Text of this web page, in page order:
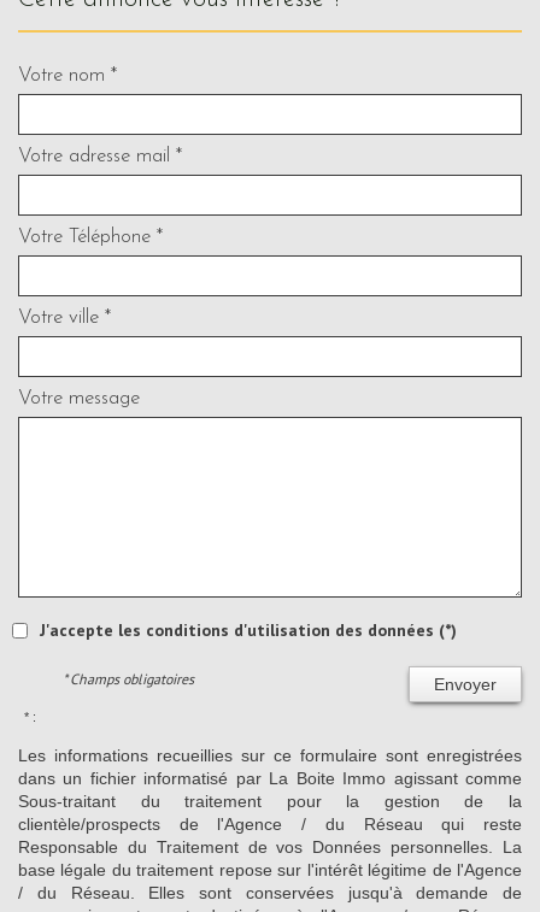
Votre nom *
Votre adresse mail *
Votre Téléphone *
Votre ville *
Votre message
J'accepte les conditions d'utilisation des données (*)
Envoyer
* Champs obligatoires
* :
Les informations recueillies sur ce formulaire sont enregistrées
dans un fichier informatisé par La Boite Immo agissant comme
Sous-traitant du traitement pour la gestion de la
clientèle/prospects de l'Agence / du Réseau qui reste
Responsable du Traitement de vos Données personnelles. La
base légale du traitement repose sur l'intérêt légitime de l'Agence
/ du Réseau. Elles sont conservées jusqu'à demande de